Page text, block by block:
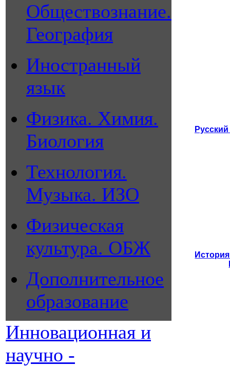
Обществознание.
География
Иностранный
язык
Физика. Химия.
Биология
Технология.
Музыка. ИЗО
Физическая
культура. ОБЖ
Дополнительное
образование
Инновационная и
научно -